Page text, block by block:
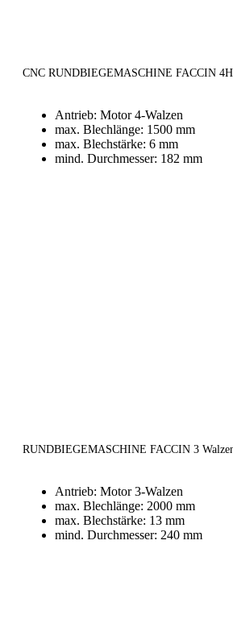
CNC RUNDBIEGEMASCHINE FACCIN
Antrieb: Motor 4-Walzen
max. Blechlänge: 1500 mm
max. Blechstärke: 6 mm
mind. Durchmesser: 182 mm
RUNDBIEGEMASCHINE FACCIN 3
Antrieb: Motor 3-Walzen
max. Blechlänge: 2000 mm
max. Blechstärke: 13 mm
mind. Durchmesser: 240 mm